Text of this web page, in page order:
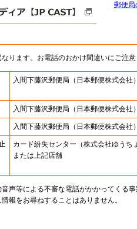
郵便局
ります。お電話のおかけ間違いにご注意
入間下藤沢郵便局 （日本郵便株式会社）
入間下藤沢郵便局 （日本郵便株式会社）
入間下藤沢郵便局 （日本郵便株式会社）
カード紛失センター （株式会社ゆうち
または上記店舗
声等による不審な電話がかかってくる事
報をお尋ねすることはありません。